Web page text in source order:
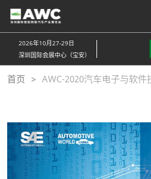
直
接
跳
至
内
2026年10月27-29日
深圳国际会展中心（宝安）
首页 AWC-2020汽车电子与软件